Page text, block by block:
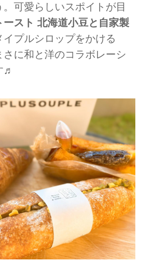
。可愛らしいスポイトが目
ースト 北海道小豆と自家製
イプルシロップをかける
さに和と洋のコラボレーシ
♬